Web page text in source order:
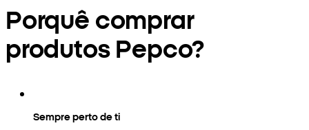
Porquê comprar
produtos Pepco?
Sempre perto de ti